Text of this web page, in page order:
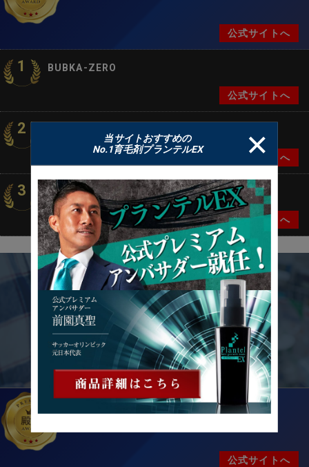
当サイトおすすめの
No.1育毛剤プランテルEX
公式サイトへ
1 BUBKA-ZERO
公式サイトへ
2
公式サイトへ
3 フィンジア
公式サイトへ
公式サイトへ